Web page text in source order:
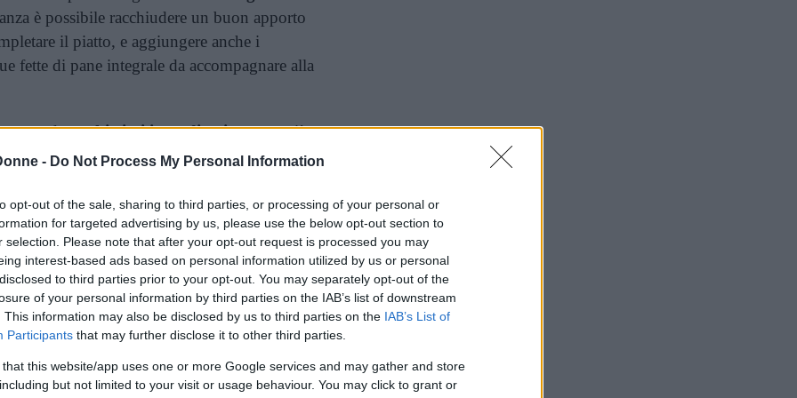
- Do Not Process My Personal Information
opt-out of the sale, sharing to third parties, or processing of your personal or
for targeted advertising by us, please use the below opt-out section to
selection. Please note that after your opt-out request is processed you may
interest-based ads based on personal information utilized by us or personal
to third parties prior to your opt-out. You may separately opt-out of the
of your personal information by third parties on the IAB’s list of downstream
This information may also be disclosed by us to third parties on the IAB’s List of
Participants that may further disclose it to other third parties.
that this website/app uses one or more Google services and may gather and store
but not limited to your visit or usage behaviour. You may click to grant or
è possibile racchiudere un buon apporto
il piatto, e aggiungere anche i
fette di pane integrale da accompagnare alla
dapochissimi ingredienti,ancora più
un tocco dicurcuma , oppure una grattugiata
senza lattosio e senza glutine, è una pietanza
non segue un regime alimentare particolare,
più tradizionale pioggia di Parmigiano
con gli stessi ingredienti, ma con una diversa
di lenticchie: